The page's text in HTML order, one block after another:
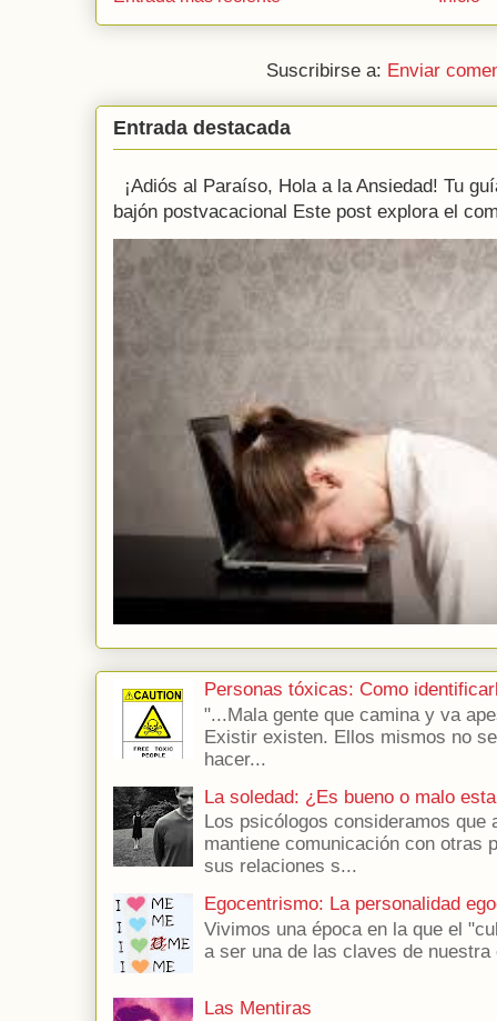
Suscribirse a: Enviar
Entrada destacada
¡Adiós al Paraíso, Hola a la Ansiedad! Tu
bajón postvacacional Este post explora el
Personas tóxicas: Como
"...Mala gente que camina y va
Existir existen. Ellos mismos no
hacer...
La soledad: ¿Es bueno o malo
Los psicólogos consideramos que
mantiene comunicación con otras
sus relaciones s...
Egocentrismo: La personalidad
Vivimos una época en la que el
a ser una de las claves de
Las Mentiras